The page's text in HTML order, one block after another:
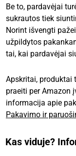
Be to, pardavėjai
sukrautos tiek
Norint išvengti
užpildytos
tai, kai pardavėjai
Apskritai, produktai
praeiti per Amazon
informacija apie
Pakavimo ir
Kas viduje?